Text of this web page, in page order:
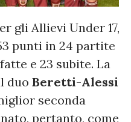
gli Allievi Under 17,
punti in 24 partite
e 23 subite. La
duo Beretti-Alessi
seconda
pertanto, come